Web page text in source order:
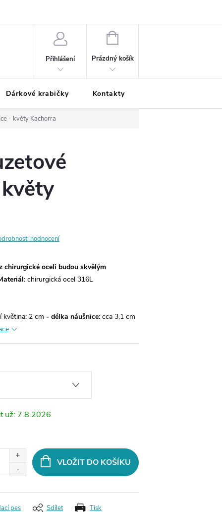
Přihlášení
NÁKUPNÍ
Prázdný košík
Dárkové krabičky Kontakty
- květy Kachorra
hodnocení
chirurgické oceli budou skvělým
chirurgická ocel 316L
květina: 2 cm - délka náušnice: cca 3,1 cm
7.8.2026
VLOŽIT DO KOŠÍKU
Tisk
pes Sdílet